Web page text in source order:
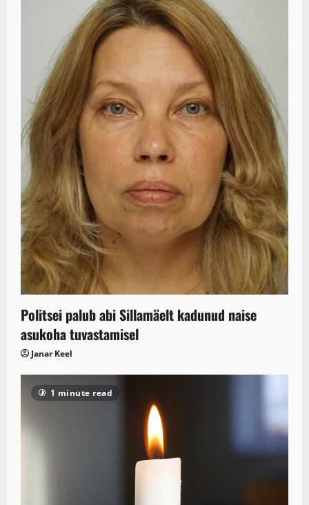
Politsei palub abi Sillamäelt kadunud naise
asukoha tuvastamisel
Janar Keel
1 minute read